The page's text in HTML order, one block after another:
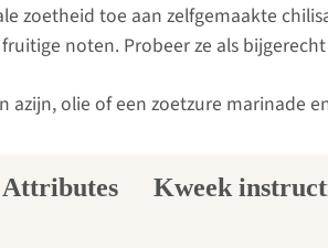
zoetheid toe aan zelfgemaakte
noten. Probeer ze als
olie of een zoetzure marinade
Kweek